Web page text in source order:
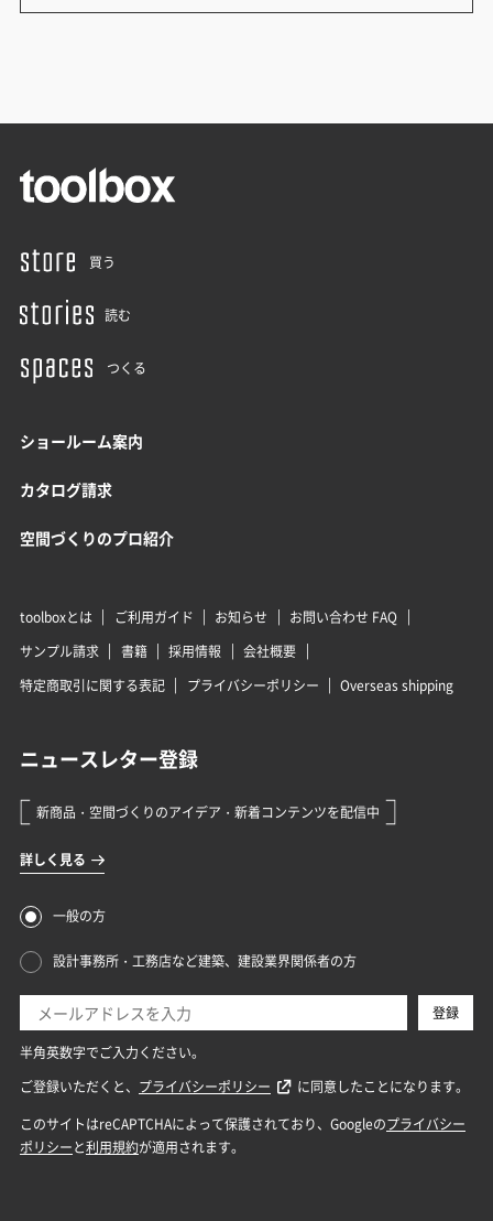
買う
読む
つくる
ショールーム案内
カタログ請求
空間づくりのプロ紹介
toolboxとは ご利用ガイド お知らせ
お問い合わせ FAQ
サンプル請求
書籍 採用情報
会社概要
特定商取引に関する表記
プライバシーポリシー Overseas shipping